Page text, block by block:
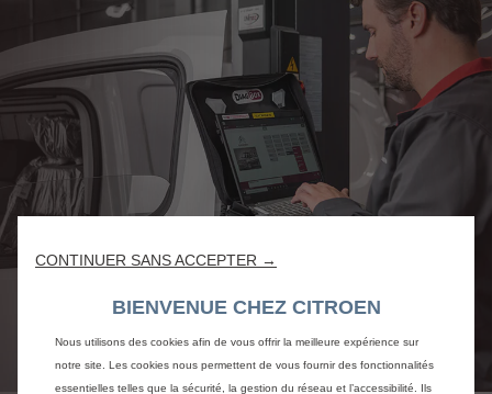
CONTINUER SANS ACCEPTER →
BIENVENUE CHEZ CITROEN
Nous utilisons des cookies afin de vous offrir la meilleure expérience sur
notre site. Les cookies nous permettent de vous fournir des fonctionnalités
essentielles telles que la sécurité, la gestion du réseau et l’accessibilité. Ils